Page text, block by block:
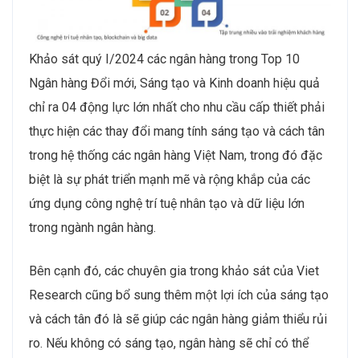
Khảo sát quý I/2024 các ngân hàng trong Top 10
Ngân hàng Đổi mới, Sáng tạo và Kinh doanh hiệu quả
chỉ ra 04 động lực lớn nhất cho nhu cầu cấp thiết phải
thực hiện các thay đổi mang tính sáng tạo và cách tân
trong hệ thống các ngân hàng Việt Nam, trong đó đặc
biệt là sự phát triển mạnh mẽ và rộng khắp của các
ứng dụng công nghệ trí tuệ nhân tạo và dữ liệu lớn
trong ngành ngân hàng.
Bên cạnh đó, các chuyên gia trong khảo sát của Viet
Research cũng bổ sung thêm một lợi ích của sáng tạo
và cách tân đó là sẽ giúp các ngân hàng giảm thiểu rủi
ro. Nếu không có sáng tạo, ngân hàng sẽ chỉ có thể